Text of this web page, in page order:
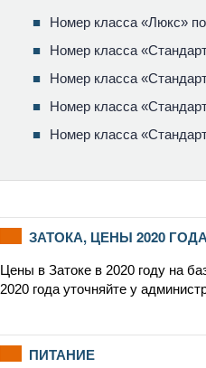
Номер класса «Люкс»
Номер класса
Номер класса
Номер класса
Номер класса
ЗАТОКА, ЦЕНЫ 2020
Цены в Затоке в 2020 году на
2020 года уточняйте у
ПИТАНИЕ